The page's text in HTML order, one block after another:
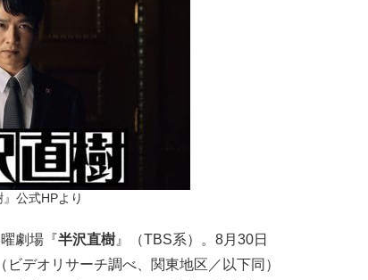
』公式HPより
劇場『半沢直樹 』（TBS系）。8月30日
ビデオリサーチ調べ、関東地区／以下同）